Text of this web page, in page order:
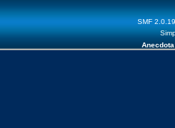
SMF 2.0.19
Anecdota